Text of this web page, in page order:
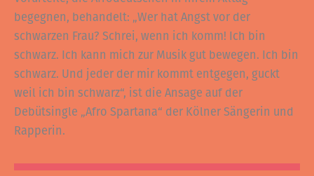
begegnen, behandelt: „Wer hat Angst vor der
schwarzen Frau? Schrei, wenn ich komm! Ich bin
schwarz. Ich kann mich zur Musik gut bewegen. Ich bin
schwarz. Und jeder der mir kommt entgegen, guckt
weil ich bin schwarz“, ist die Ansage auf der
Debütsingle „Afro Spartana“ der Kölner Sängerin und
Rapperin.